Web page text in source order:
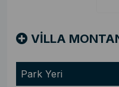
VİLLA
Park Yeri